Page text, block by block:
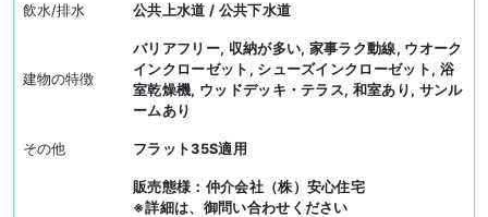
飲水/排水 公共上水道 / 公共下水道
建物の特徴
バリアフリー, 収納が多い, 家事ラク動線, ウオーク
インクローゼット, シューズインクローゼット, 浴
室乾燥機, ウッドデッキ・テラス, 和室あり, サンル
ームあり
その他 フラット35S適用
販売態様：仲介会社（株）安心住宅
※詳細は、御問い合わせください